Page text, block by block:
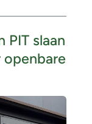
PIT slaan
openbare